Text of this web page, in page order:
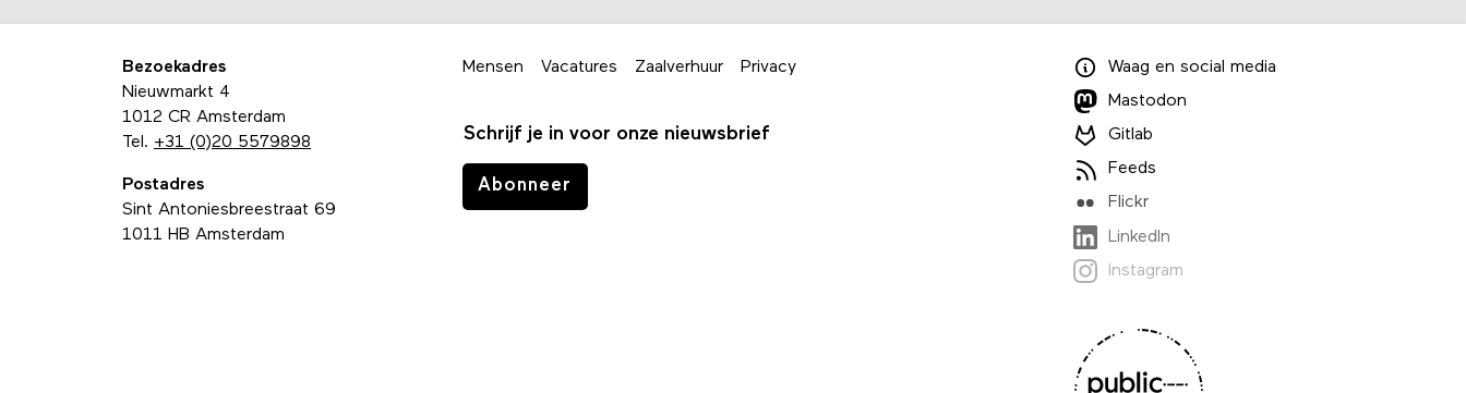
Bezoekadres
Nieuwmarkt 4
1012 CR Amsterdam
Tel. +31 (0)20 5579898
Postadres
Sint Antoniesbreestraat 69
1011 HB Amsterdam
Mensen Vacatures Zaalverhuur Privacy
Schrijf je in voor onze nieuwsbrief
Abonneer
Waag en social media
Mastodon
Gitlab
Feeds
Flickr
LinkedIn
Instagram